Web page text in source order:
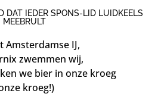
DAT IEDER SPONS-LID LUIDKEELS
MEEBRULT
Amsterdamse IJ,
zwemmen wij,
we bier in onze kroeg
kroeg!)